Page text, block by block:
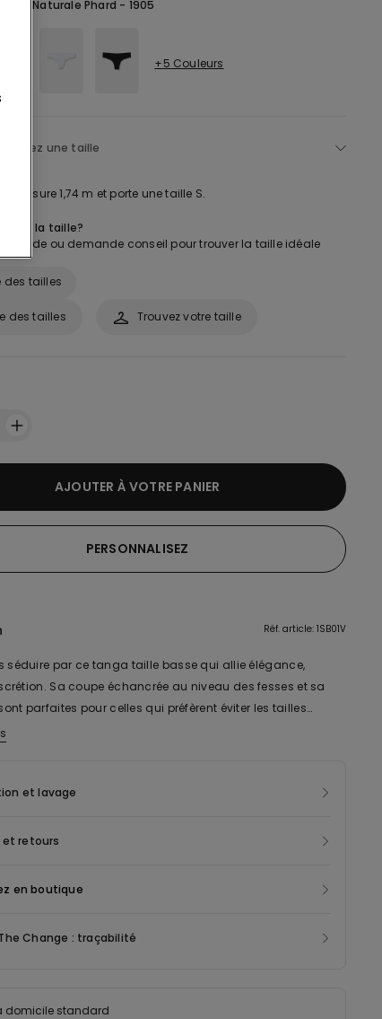
-Naturale Phard - 1905
+5 Couleurs
une taille
mesure 1,74 m et porte une taille S.
de la taille?
guide ou demande conseil pour trouver la taille idéale
des tailles
Trouvez votre taille
des tailles
AJOUTER À VOTRE PANIER
PERSONNALISEZ
Réf. article: 1SB01V
séduire par ce tanga taille basse qui allie élégance,
Sa coupe échancrée au niveau des fesses et sa
parfaites pour celles qui préfèrent éviter les tailles
une silhouette sublimée tout en laissant le bas du ventre
légèreté des plus agréables sur la peau, la rendant
sous vos vêtements les plus ajustés, garantissant
parfaitement sous toutes vos tenues. Portez-la sous une
Tezenis, à la fois pratique, discret et éco-responsable.
et lavage
et retours
en boutique
Change : traçabilité
domicile standard